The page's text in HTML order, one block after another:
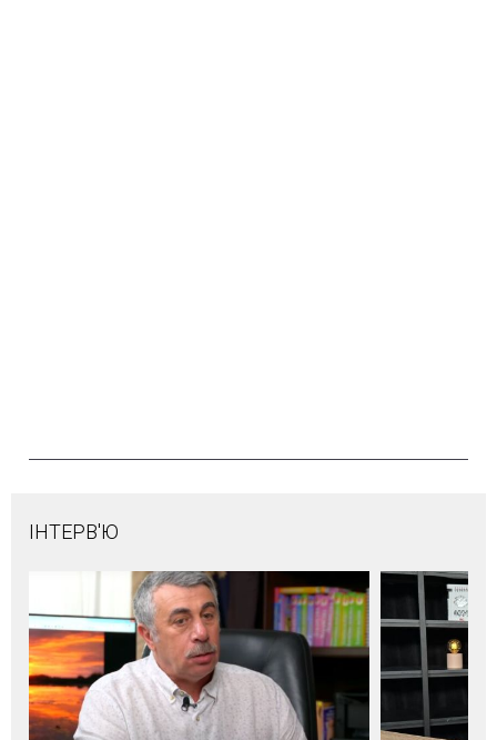
ІНТЕРВ'Ю